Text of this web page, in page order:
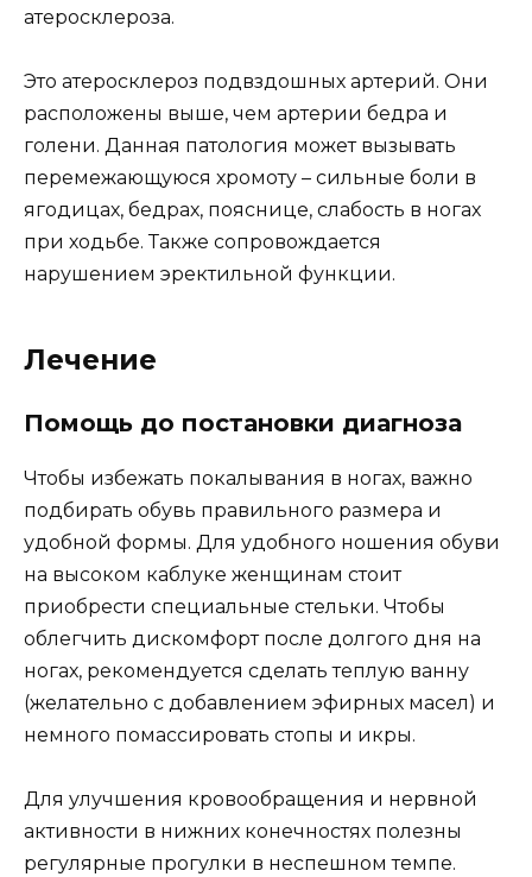
атеросклероза.
Это атеросклероз подвздошных артерий. Они
расположены выше, чем артерии бедра и
голени. Данная патология может вызывать
перемежающуюся хромоту – сильные боли в
ягодицах, бедрах, пояснице, слабость в ногах
при ходьбе. Также сопровождается
нарушением эректильной функции.
Лечение
Помощь до постановки диагноза
Чтобы избежать покалывания в ногах, важно
подбирать обувь правильного размера и
удобной формы. Для удобного ношения обуви
на высоком каблуке женщинам стоит
приобрести специальные стельки. Чтобы
облегчить дискомфорт после долгого дня на
ногах, рекомендуется сделать теплую ванну
(желательно с добавлением эфирных масел) и
немного помассировать стопы и икры.
Для улучшения кровообращения и нервной
активности в нижних конечностях полезны
регулярные прогулки в неспешном темпе.